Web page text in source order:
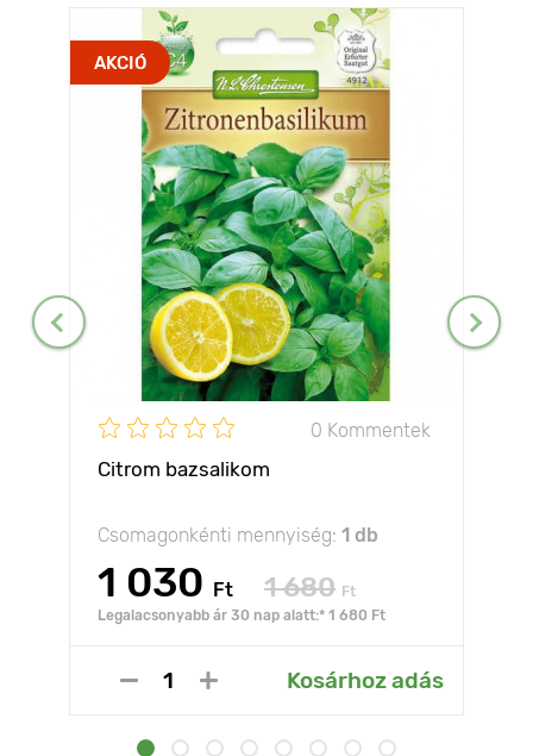
AKCIÓ
0 Kommentek
Citrom bazsalikom
Csomagonkénti mennyiség: 1 db
1 030 Ft 1 680 Ft
Legalacsonyabb ár 30 nap alatt:* 1 680 Ft
Kosárhoz adás